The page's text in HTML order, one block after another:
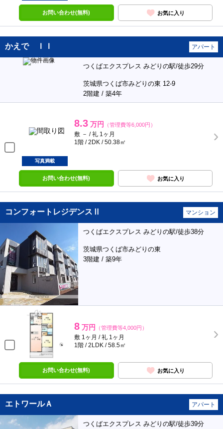
お問い合わせ(無料) お気に入り
かえで ＩＩ アパート
つくばエクスプレス みどりの駅/徒歩29分
茨城県つくば市みどりの東 12-9
2階建 / 築4年
8.3 万円 （管理費等6,000円）
敷 － / 礼 1ヶ月
1階 / 2DK / 50.38㎡
写真満載
お問い合わせ(無料) お気に入り
コンフォートレジデンスⅡ マンション
つくばエクスプレス みどりの駅/徒歩38分
茨城県つくば市みどりの東
3階建 / 築9年
8 万円 （管理費等4,000円）
敷 1ヶ月 / 礼 1ヶ月
1階 / 2LDK / 58.5㎡
お問い合わせ(無料) お気に入り
エトワールＡ アパート
つくばエクスプレス みどりの駅/徒歩39分